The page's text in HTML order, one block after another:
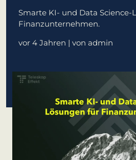
estnische Startups
in Deutschland
Neues
Effizienzpotenziale
heben
KundenBank2030
Smarte KI- und Data Science-
Finanzunternehmen.
vor 4 Jahren | von admin